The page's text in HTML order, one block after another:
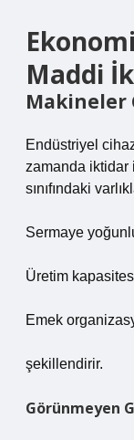
Maddi
Makineler
Endüstriyel
zamanda iktidar
sınıfındaki
Sermaye
Üretim
Emek
şekillendirir.
Görünmeyen